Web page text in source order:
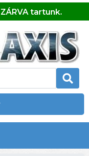
tartunk.